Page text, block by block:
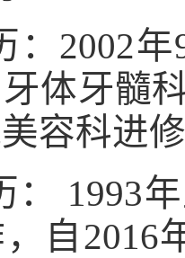
：2002
体牙髓
容科进
1993
自 2016